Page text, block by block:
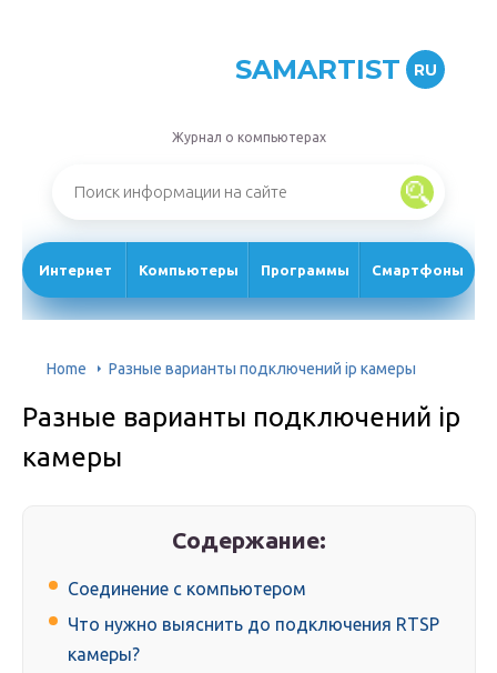
SAMARTIST RU
Журнал о компьютерах
Интернет Компьютеры Программы Смартфоны
Home Разные варианты подключений ip камеры
Разные варианты подключений ip
камеры
Содержание:
Соединение с компьютером
Что нужно выяснить до подключения RTSP
камеры?